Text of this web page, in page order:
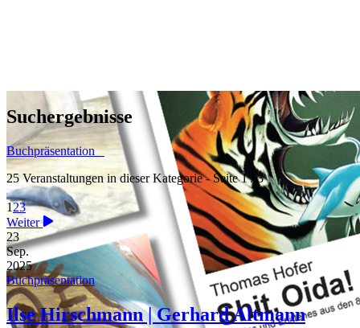
Suchergebnisse
Buchpräsentation
25 Veranstaltungen in dieser Kategorie - Seite 1 / 3
123
Weiter
23
Sep.
2025
Buchpräsentation
Ilse Hirschmann | Gerhard Altmann